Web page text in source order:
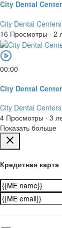
City Dental
City Dental Centers
16 Просмотры · 2
00:00
City Dental
City Dental Centers
4 Просмотры · 3
Показать больше
Кредитная карта